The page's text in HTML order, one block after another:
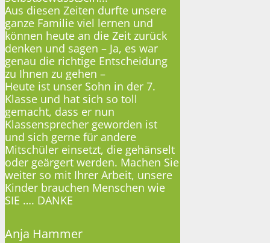
Aus diesen Zeiten durfte unsere
ganze Familie viel lernen und
können heute an die Zeit zurück
denken und sagen – Ja, es war
genau die richtige Entscheidung
zu Ihnen zu gehen –
Heute ist unser Sohn in der 7.
Klasse und hat sich so toll
gemacht, dass er nun
Klassensprecher geworden ist
und sich gerne für andere
Mitschüler einsetzt, die gehänselt
oder geärgert werden. Machen Sie
weiter so mit Ihrer Arbeit, unsere
Kinder brauchen Menschen wie
SIE …. DANKE
Anja Hammer